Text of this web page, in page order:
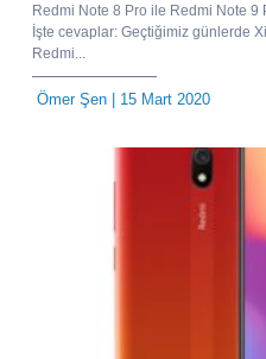
Redmi Note 8 Pro ile Redmi Note 9
İşte cevaplar: Geçtiğimiz günlerde
Redmi...
Ömer Şen | 15 Mart 2020